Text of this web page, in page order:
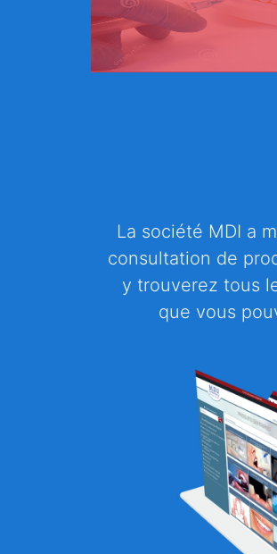
La société MDI a
consultation de
y trouverez tous
que vous